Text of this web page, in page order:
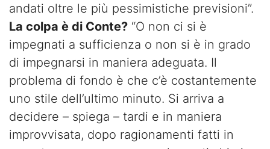
andati oltre le più pessimistiche previsioni”.
La colpa è di Conte? “O non ci si è
impegnati a sufficienza o non si è in grado
di impegnarsi in maniera adeguata. Il
problema di fondo è che c’è costantemente
uno stile dell’ultimo minuto. Si arriva a
decidere – spiega – tardi e in maniera
improvvisata, dopo ragionamenti fatti in